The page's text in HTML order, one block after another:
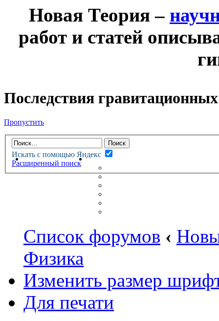
Новая Теория –
работ и статей
Последствия
Пропустить
Искать с помощью Яндекс
Расширенный поиск
НОВАЯ ТЕОРИЯФОРУМ
НЕПРОЧИТАННЫЕ
Список форумов ‹
Физика
Изменить размер
Для печати